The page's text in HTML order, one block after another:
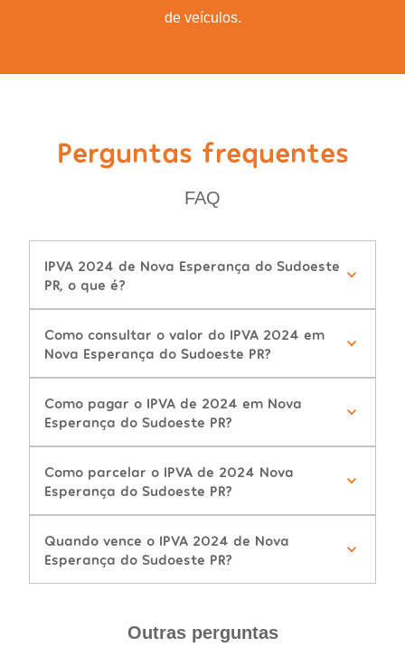
de veículos.
Perguntas frequentes
FAQ
IPVA 2024 de Nova Esperança do Sudoeste
PR, o que é?
Como consultar o valor do IPVA 2024 em
Nova Esperança do Sudoeste PR?
Como pagar o IPVA de 2024 em Nova
Esperança do Sudoeste PR?
Como parcelar o IPVA de 2024 Nova
Esperança do Sudoeste PR?
Quando vence o IPVA 2024 de Nova
Esperança do Sudoeste PR?
Outras perguntas